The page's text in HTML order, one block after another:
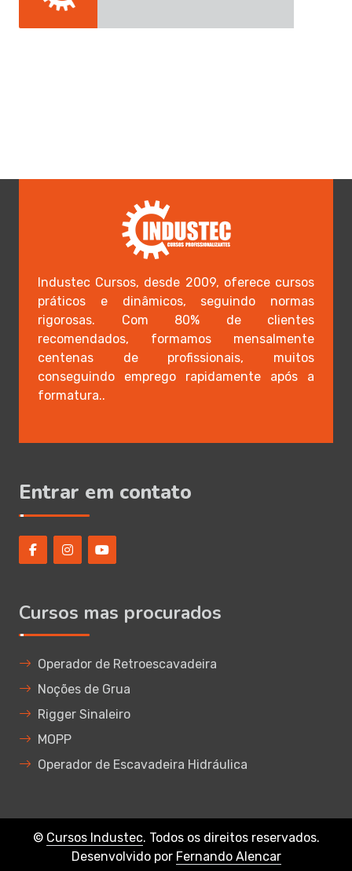
Industec Cursos, desde 2009, oferece cursos
práticos e dinâmicos, seguindo normas
rigorosas. Com 80% de clientes
recomendados, formamos mensalmente
centenas de profissionais, muitos
conseguindo emprego rapidamente após a
formatura..
Entrar em contato
Cursos mas procurados
Operador de Retroescavadeira
Noções de Grua
Rigger Sinaleiro
MOPP
Operador de Escavadeira Hidráulica
© Cursos Industec. Todos os direitos reservados.
Desenvolvido por Fernando Alencar